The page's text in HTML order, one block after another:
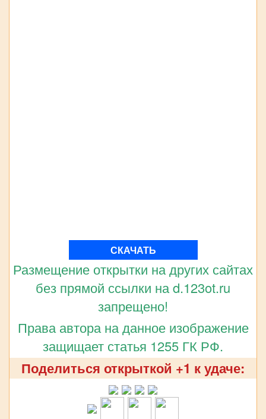
СКАЧАТЬ
Размещение открытки на других сайтах
без прямой ссылки на d.123ot.ru
запрещено!
Права автора на данное изображение
защищает статья 1255 ГК РФ.
Поделиться открыткой +1 к удаче: